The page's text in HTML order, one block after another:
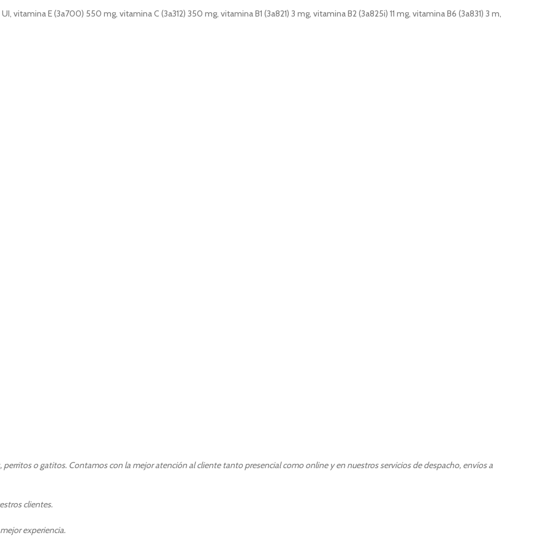
vitamina E (3a700) 550 mg, vitamina C (3a312) 350 mg, vitamina B1 (3a821) 3 mg, vitamina B2 (3a825i) 11 mg, vitamina B6 (3a831) 3 m,
o gatitos. Contamos con la mejor atención al cliente tanto presencial como online y en nuestros servicios de despacho, envíos a
clientes.
experiencia.